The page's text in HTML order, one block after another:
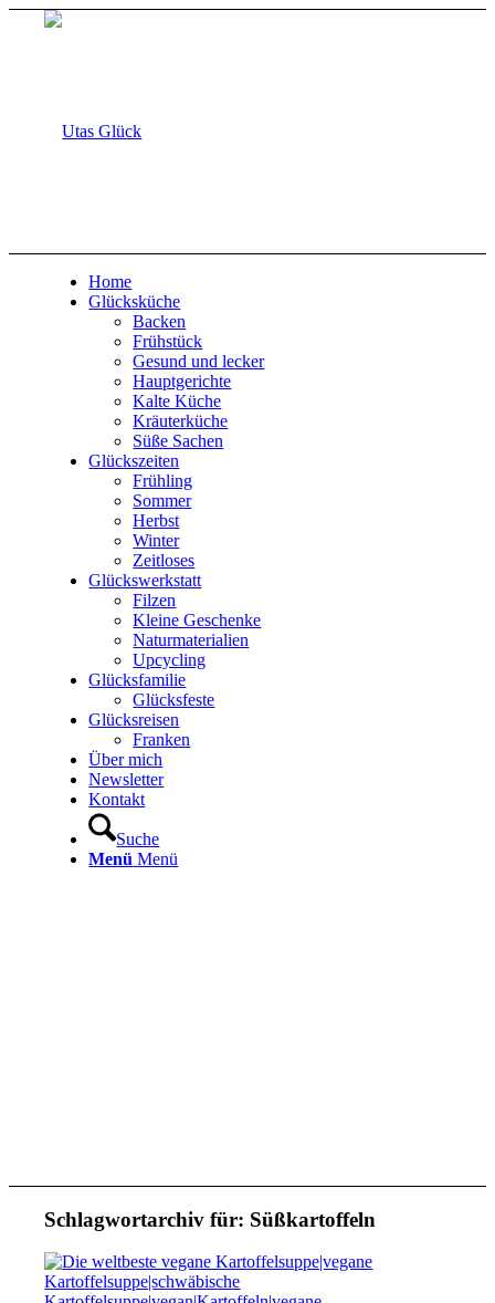
Home
Glücksküche
Backen
Frühstück
Gesund und lecker
Hauptgerichte
Kalte Küche
Kräuterküche
Süße Sachen
Glückszeiten
Frühling
Sommer
Herbst
Winter
Zeitloses
Glückswerkstatt
Filzen
Kleine Geschenke
Naturmaterialien
Upcycling
Glücksfamilie
Glücksfeste
Glücksreisen
Franken
Über mich
Newsletter
Kontakt
Suche
Menü Menü
Schlagwortarchiv für: Süßkartoffeln